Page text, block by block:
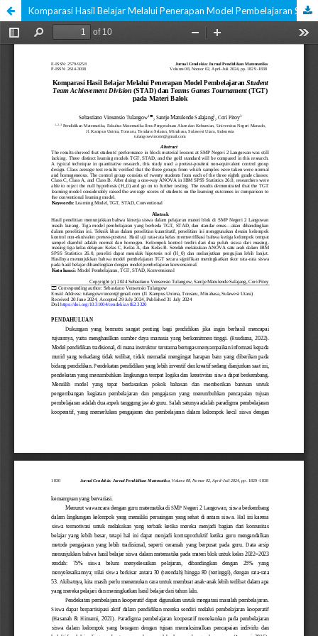
Komparasi Hasil Belajar Melalui Penerapan Model Pembelajaran Student Team Achievement Division (STAD) dan Teams Games Tournament (TGT) pada Materi Balok